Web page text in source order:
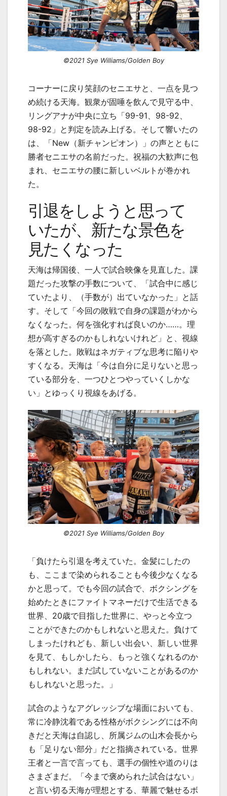
©2021 Sye Williams/Golden Boy
コーナーに戻り笑顔のセニエサと、一点を見つ
め続ける天海。観衆が固唾を飲んで見守る中、
リングアナが中央に立ち「99-91 98-92
98-92 」と判定を読み上げる。そして響いたの
は、「New （新チャンピオン）」の声とともに
勝者セニエサの名前だった。祝福の大歓声に包
まれ、セニエサの腰に新しいベルトが巻かれ
た。
引退をしようと思って
いたが、新たな景色を
見たくなった
天海は帰国後、一人で試合映像を見直した。課
題だった攻撃の手数について、「試合中に感じ
ていたより、（手数が）出ていなかった」と話
す。そして「今回の敗戦で自身の課題がわから
なくなった。何を強化すれば良いのか……。理
想が高すぎるのかもしれないけれど」と、視線
を落とした。敗戦はネガティブな思考に陥りや
すくなる。天海は「今は自分に足りないと思っ
ている部分を、一つひとつやっていくしかな
い」とゆっくり視線をあげる。
©2021 Sye Williams/Golden Boy
「負けたら引退を考えていた。金髪にしたの
も、ここまで染められることも今後少なくなる
かと思って。でも今回の試合で、ボクシングを
始めたときにファイトマネーだけで生活できる
世界、 20歳で目指した世界に、やっと今立つ
ことができたのかもしれないと思えた。負けて
しまったけれども、新しい出会い、新しい世界
を見て、もしかしたら、もっと強くなれるのか
もしれない。まだ試していないことがあるのか
もしれないと思った。」
試合のようなアグレッシブな場面においても、
常に冷静沈着である性格がボクシングには不向
きだと天海は自認し、所属ジムの山木会長から
も「足りない部分」だと指摘されている。世界
王者と一言で言っても、選手の個性や道のりは
さまざまだ。「今まで褒められた試合はない」
と言い切る天海が理想とする、華麗で魅せるボ